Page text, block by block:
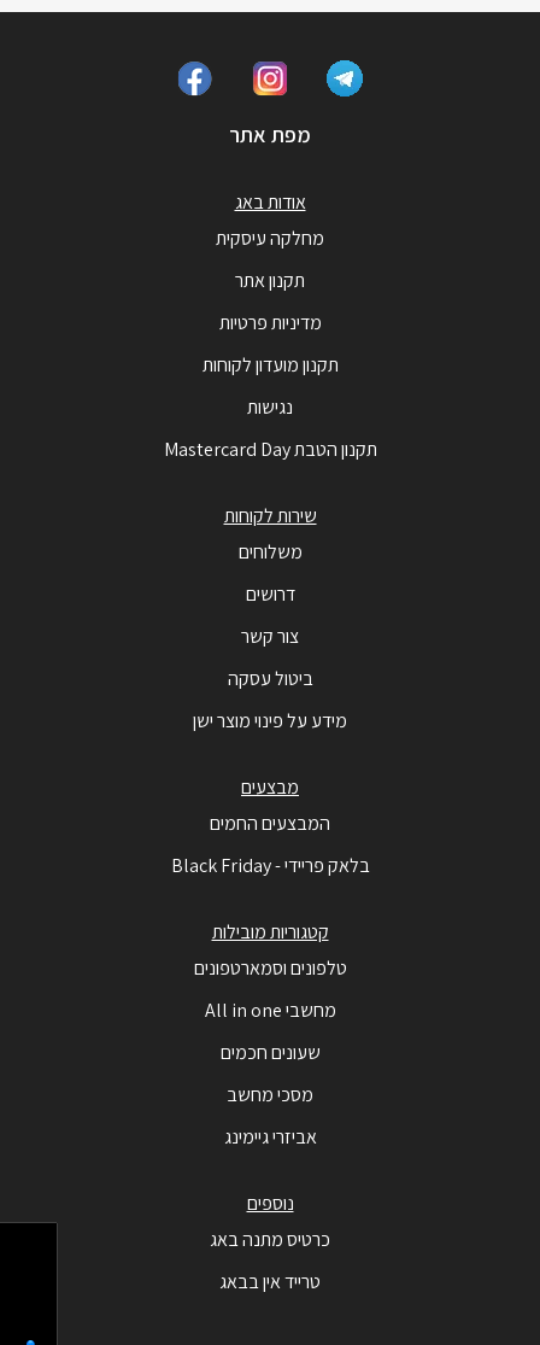
מפת אתר
אודות באג
מחלקה עיסקית
תקנון אתר
מדיניות פרטיות
תקנון מועדון לקוחות
נגישות
תקנון הטבת Mastercard Day
שירות לקוחות
משלוחים
דרושים
צור קשר
ביטול עסקה
מידע על פינוי מוצר ישן
מבצעים
המבצעים החמים
בלאק פריידי - Black Friday
קטגוריות מובילות
טלפונים וסמארטפונים
מחשבי All in one
שעונים חכמים
מסכי מחשב
אביזרי גיימינג
נוספים
כרטיס מתנה באג
טרייד אין בבאג